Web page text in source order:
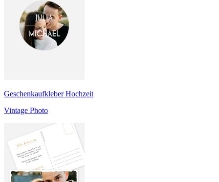
Geschenkaufkleber Hochzeit
Vintage Photo